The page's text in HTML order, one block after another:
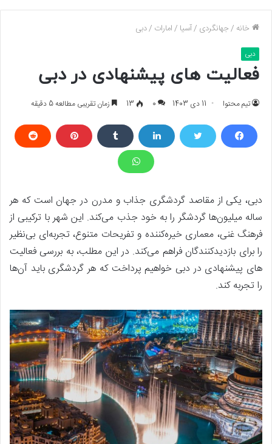
خانه /جهانگردی /آسیا /امارات /دبی
دبی
فعالیت های پیشنهادی در دبی
تیم محتوا 11 دی 1403 0
13 زمان تقریبی مطالعه 5 دقیقه
دبی، یکی از مقاصد گردشگری جذاب و مدرن در جهان است که هر
ساله میلیون‌ها گردشگر را به خود جذب می‌کند. این شهر با ترکیبی از
فرهنگ غنی، معماری خیره‌کننده و تفریحات متنوع، تجربه‌ای بی‌نظیر
را برای بازدیدکنندگان فراهم می‌کند. در این مطلب، به بررسی فعالیت
های پیشنهادی در دبی خواهیم پرداخت که هر گردشگری باید آن‌ها
را تجربه کند.